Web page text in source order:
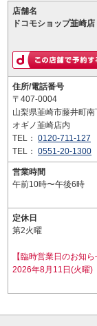
店舗名
ドコモショップ韮崎店
住所/電話番号
〒407-0004
山梨県韮崎市藤井町
オギノ韮崎店内
TEL： 0120-711-127
TEL： 0551-20-1300
営業時間
午前10時〜午後6時
定休日
第2火曜
【臨時営業日のお知ら
2026年8月11日(火曜)